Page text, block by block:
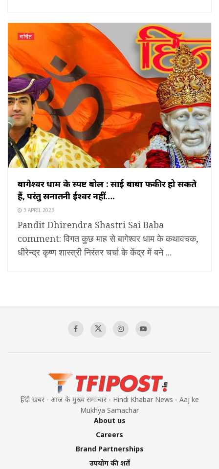
चर्चित
बागेश्वर धाम के स्पष्ट बोल : साई बाबा फकीर हो सकते
हैं, परंतु सनातनी ईश्वर नहीं….
3 APRIL 2023
Pandit Dhirendra Shastri Sai Baba
comment: विगत कुछ माह से बागेश्वर धाम के कथावचक,
धीरेन्द्र कृष्ण शास्त्री निरंतर चर्चा के केंद्र में बने ...
हिंदी खबर - आज के मुख्य समाचार - Hindi Khabar News - Aaj ke
Mukhya Samachar
About us
Careers
Brand Partnerships
उपयोग की शर्तें